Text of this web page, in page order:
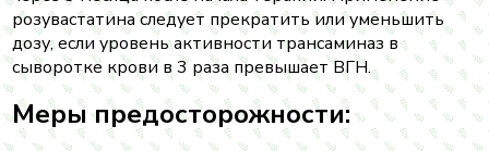
розувастатина следует прекратить или уменьшить
дозу, если уровень активности трансаминаз в
сыворотке крови в 3 раза превышает ВГН.
Меры предосторожности: